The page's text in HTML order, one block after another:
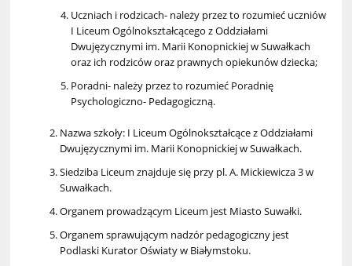
Uczniach i rodzicach- należy przez to rozumieć uczniów
I Liceum Ogólnokształcącego z Oddziałami
Dwujęzycznymi im. Marii Konopnickiej w Suwałkach
oraz ich rodziców oraz prawnych opiekunów dziecka;
Poradni- należy przez to rozumieć Poradnię
Psychologiczno- Pedagogiczną.
Nazwa szkoły: I Liceum Ogólnokształcące z Oddziałami
Dwujęzycznymi im. Marii Konopnickiej w Suwałkach.
Siedziba Liceum znajduje się przy pl. A. Mickiewicza 3 w
Suwałkach.
Organem prowadzącym Liceum jest Miasto Suwałki.
Organem sprawującym nadzór pedagogiczny jest
Podlaski Kurator Oświaty w Białymstoku.